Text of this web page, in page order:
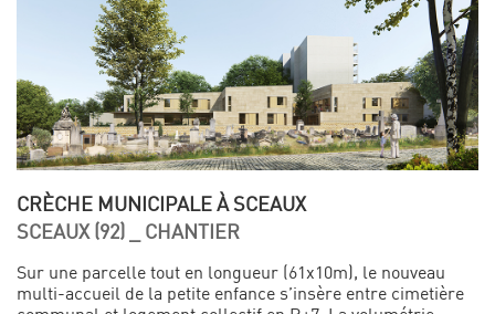
CRÈCHE MUNICIPALE À SCEAUX
SCEAUX (92) _ CHANTIER
Sur une parcelle tout en longueur (61x10m), le nouveau
multi-accueil de la petite enfance s’insère entre cimetière